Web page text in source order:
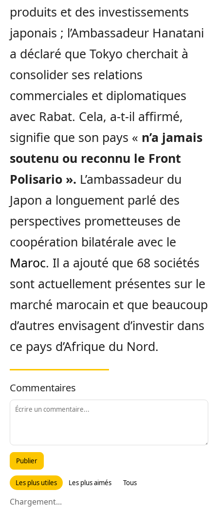
produits et des investissements
japonais ; l’Ambassadeur Hanatani
a déclaré que Tokyo cherchait à
consolider ses relations
commerciales et diplomatiques
avec Rabat. Cela, a-t-il affirmé,
signifie que son pays « n’a jamais
soutenu ou reconnu le Front
Polisario ». L’ambassadeur du
Japon a longuement parlé des
perspectives prometteuses de
coopération bilatérale avec le
Maroc. Il a ajouté que 68 sociétés
sont actuellement présentes sur le
marché marocain et que beaucoup
d’autres envisagent d’investir dans
ce pays d’Afrique du Nord.
Commentaires
Publier
Les plus utiles Les plus aimés Tous
Chargement...